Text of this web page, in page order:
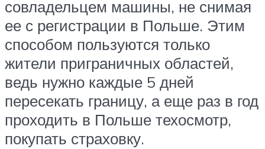
совладельцем машины, не снимая
ее с регистрации в Польше. Этим
способом пользуются только
жители приграничных областей,
ведь нужно каждые 5 дней
пересекать границу, а еще раз в год
проходить в Польше техосмотр,
покупать страховку.